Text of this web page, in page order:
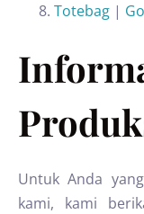
Totebag |
Untuk Anda
kami, kami